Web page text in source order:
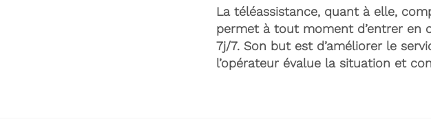
La téléassistance, quant à elle,
permet à tout moment d’entrer en
7j/7. Son but est d’améliorer le
l’opérateur évalue la situation et